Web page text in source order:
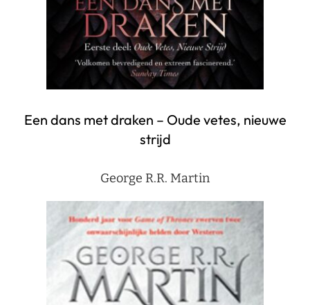
Een dans met draken – Oude vetes, nieuwe
strijd
George R.R. Martin